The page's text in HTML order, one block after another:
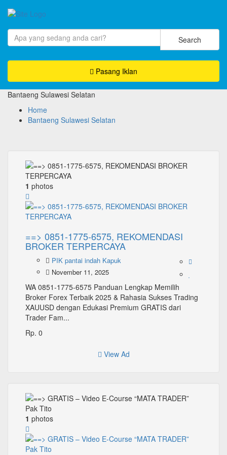
Search
Pasang Iklan
Bantaeng Sulawesi Selatan
Home
Bantaeng Sulawesi Selatan
1 photos
==> 0851-1775-6575, REKOMENDASI
BROKER TERPERCAYA
PIK pantai indah Kapuk
November 11, 2025
WA 0851-1775-6575 Panduan Lengkap Memilih
Broker Forex Terbaik 2025 & Rahasia Sukses Trading
XAUUSD dengan Edukasi Premium GRATIS dari
Trader Fam...
Rp. 0
View Ad
1 photos